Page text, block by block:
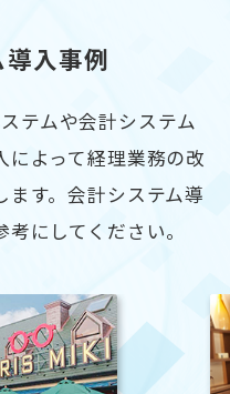
入事例
テムや会計システム
よって経理業務の改
す。会計システム導
にしてください。